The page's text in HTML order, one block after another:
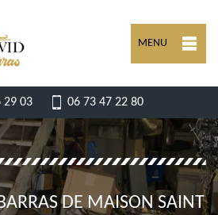
MENU
29 03 06 73 47 22 80
DE MAISON SAINT